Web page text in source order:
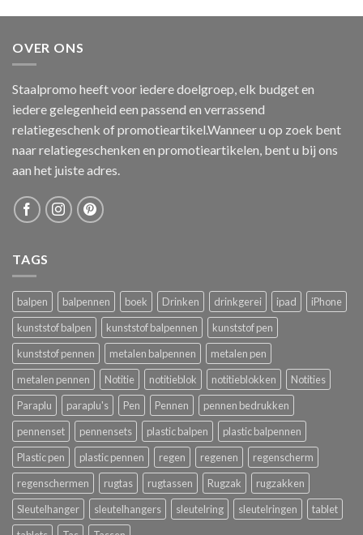
OVER ONS
Staalpromo heeft voor iedere doelgroep, elk budget en
iedere gelegenheid een passend en verrassend
relatiegeschenk of promotieartikel.Wanneer u op zoek bent
naar relatiegeschenken en promotieartikelen, bent u bij ons
aan het juiste adres.
TAGS
balpen balpennen boek Drinken drinkgerei ipad
iPhone
kunststof balpen
kunststof balpennen
kunststof pen
kunststof pennen
metalen balpennen
metalen pen
metalen pennen
Notitie notitieblok notitieblokken
Notities
Paraplu
paraplu's Pen Pennen
pennen bedrukken
pennenset
pennensets plastic balpen
plastic balpennen
Plastic pen
plastic pennen regen regenen
regenscherm
regenschermen
rugtas rugtassen Rugzak
rugzakken
Sleutelhanger
sleutelhangers sleutelring sleutelringen
tablet